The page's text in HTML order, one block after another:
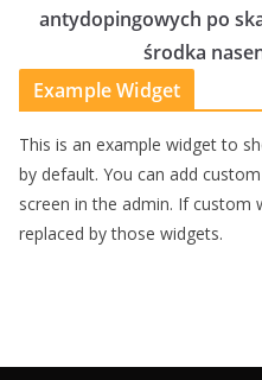
antydopingowych po
środka
Example Widget
This is an example widget to
by default. You can add
screen in the admin. If custom
replaced by those widgets.